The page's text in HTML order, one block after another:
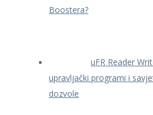
Boostera?
uFR Reader
upravljački programi i
dozvole